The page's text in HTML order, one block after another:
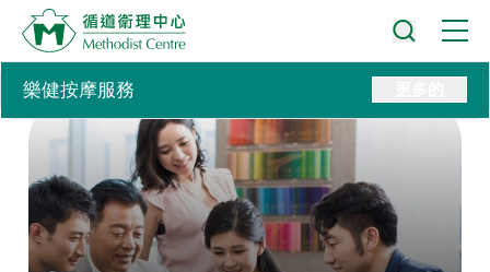
樂健按摩服務